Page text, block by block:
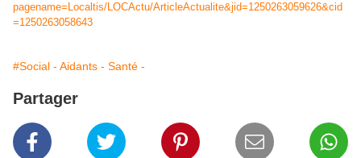
pagename=Localtis/LOCActu/ArticleActualite&jid=1250263059626&cid
=1250263058643
#Social - Aidants - Santé -
Partager